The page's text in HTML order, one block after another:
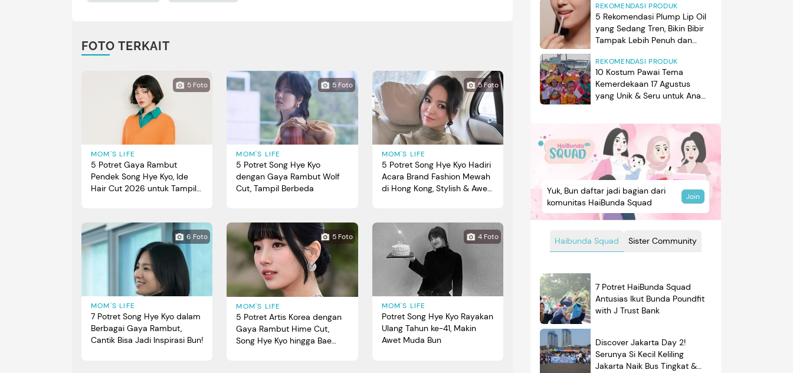
FOTO TERKAIT
5 Foto
MOM'S LIFE
5 Potret Gaya Rambut
Pendek Song Hye Kyo, Ide
Hair Cut 2026 untuk Tampil
5 Foto
MOM'S LIFE
5 Potret Song Hye Kyo
dengan Gaya Rambut Wolf
Cut, Tampil Berbeda
5 Foto
MOM'S LIFE
5 Potret Song Hye Kyo Hadiri
Acara Brand Fashion Mewah
di Hong Kong, Stylish & Awet
6 Foto
MOM'S LIFE
7 Potret Song Hye Kyo dalam
Berbagai Gaya Rambut,
Cantik Bisa Jadi Inspirasi Bun!
5 Foto
MOM'S LIFE
5 Potret Artis Korea dengan
Gaya Rambut Hime Cut,
Song Hye Kyo hingga Bae
4 Foto
MOM'S LIFE
Potret Song Hye Kyo Rayakan
Ulang Tahun ke-41, Makin
Awet Muda Bun
REKOMENDASI PRODUK
5 Rekomendasi Plump Lip Oil
yang Sedang Tren, Bikin Bibir
Tampak Lebih Penuh dan
REKOMENDASI PRODUK
10 Kostum Pawai Tema
Kemerdekaan 17 Agustus
yang Unik & Seru untuk Anak
Haibunda Squad Sister Community
Yuk, Bun daftar jadi bagian dari
komunitas HaiBunda Squad
Join
7 Potret HaiBunda Squad
Antusias Ikut Bunda Poundfit
with J Trust Bank
Discover Jakarta Day 2!
Serunya Si Kecil Keliling
Jakarta Naik Bus Tingkat &